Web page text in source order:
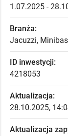
1.07.2025 -
Branża:
Jacuzzi,
ID inwestycji:
4218053
Aktualizacja:
28.10.2025,
Aktualizacja